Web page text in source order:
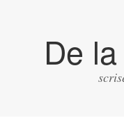
De